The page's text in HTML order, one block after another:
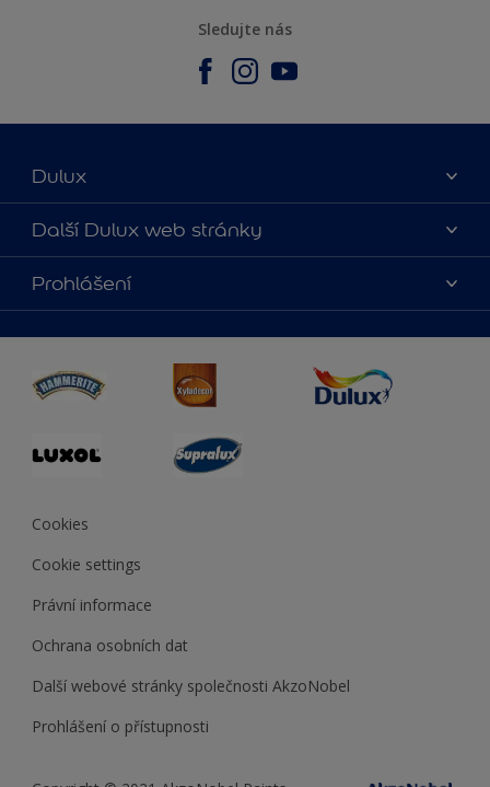
Sledujte nás
Dulux
O nás
Kontaktujte nás
Najít obchod
Další Dulux web stránky
duluxmalir.cz
duluxmaliar.sk
duluxprodejnabarev.cz
duluxpredajnafarieb.sk
Prohlášení
Cookies
Cookie settings
Právní informace
Ochrana osobních dat
Další webové stránky společnosti AkzoNobel
Prohlášení o přístupnosti